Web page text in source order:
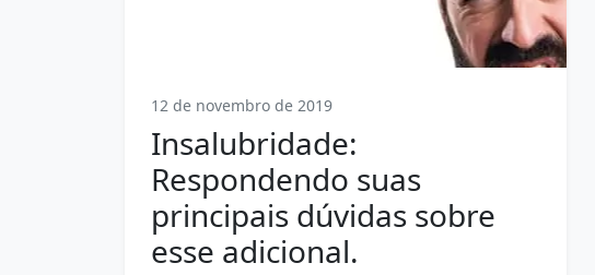
12 de novembro de 2019
Insalubridade:
Respondendo suas
principais dúvidas sobre
esse adicional.